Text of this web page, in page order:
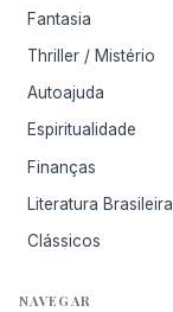
Fantasia
Thriller / Mistério
Autoajuda
Espiritualidade
Finanças
Literatura Brasileira
Clássicos
NAVEGAR